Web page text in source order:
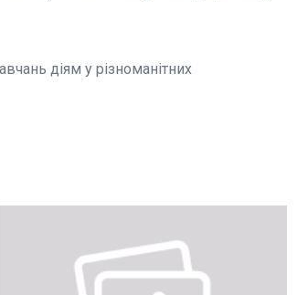
діям у різноманітних